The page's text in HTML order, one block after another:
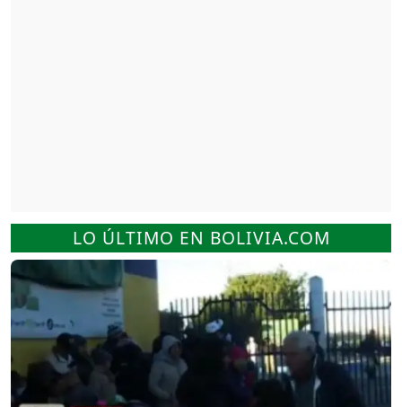
LO ÚLTIMO EN BOLIVIA.COM